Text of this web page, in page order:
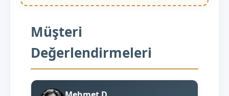
Müşteri
Değerlendirmeleri